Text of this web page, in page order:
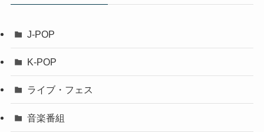
J-POP
K-POP
ライブ・フェス
音楽番組